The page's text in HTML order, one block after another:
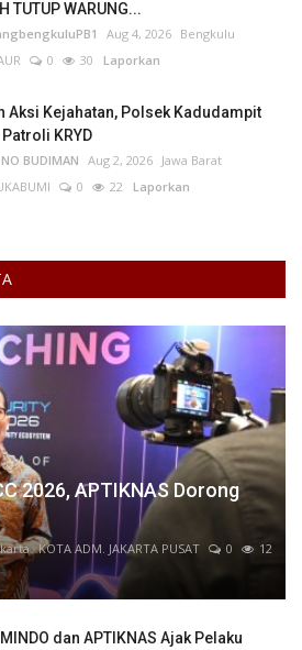
TUTUP WARUNG...
Aug 4, 2026 Bengkulu
0 30 Laporkan
Aksi Kejahatan, Polsek Kadudampit
KRYD
BUDIMAN Aug 2, 2026 Jawa Barat
0 22 Laporkan
2026, APTIKNAS Dorong
KOTA ADM. JAKARTA PUSAT 0
12
dan APTIKNAS Ajak Pelaku